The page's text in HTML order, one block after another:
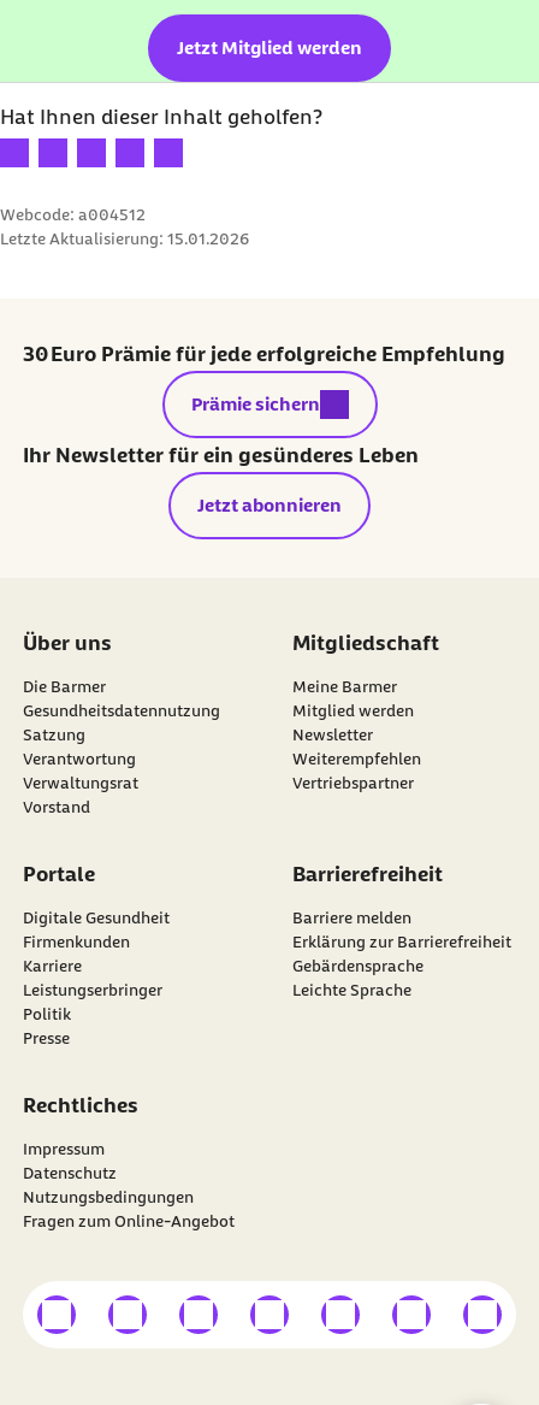
Jetzt Mitglied werden
Hat Ihnen dieser Inhalt geholfen?
Ihre Bewertung: 1 Stern
Ihre Bewertung: 2 Sterne
Ihre Bewertung: 3 Sterne
Ihre Bewertung: 4 Sterne
Ihre Bewertung: 5 Sterne
Webcode: a004512
Letzte Aktualisierung: 15.01.2026
30 Euro Prämie für jede erfolgreiche Empfehlung
externer Link:
Prämie sichern
Ihr Newsletter für ein gesünderes Leben
Jetzt abonnieren
Über uns
Die Barmer
Gesundheitsdatennutzung
Satzung
Verantwortung
Verwaltungsrat
Vorstand
Mitgliedschaft
Meine Barmer
Mitglied werden
Newsletter
externer Link:
Weiterempfehlen
Vertriebspartner
Portale
Digitale Gesundheit
Firmenkunden
Karriere
Leistungserbringer
Politik
Presse
Barrierefreiheit
Barriere melden
Erklärung zur Barrierefreiheit
Gebärdensprache
Leichte Sprache
Rechtliches
Impressum
Datenschutz
Nutzungsbedingungen
Fragen zum Online-Angebot
Besuchen Sie dieBARMER auf
externer Linkexterner Linkexterner Linkexterner Linkexterner Linkexterner Link